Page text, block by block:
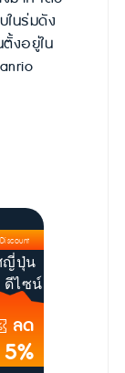
ในร่มดัง
งอยู่ใน
ลด
5%
Discount